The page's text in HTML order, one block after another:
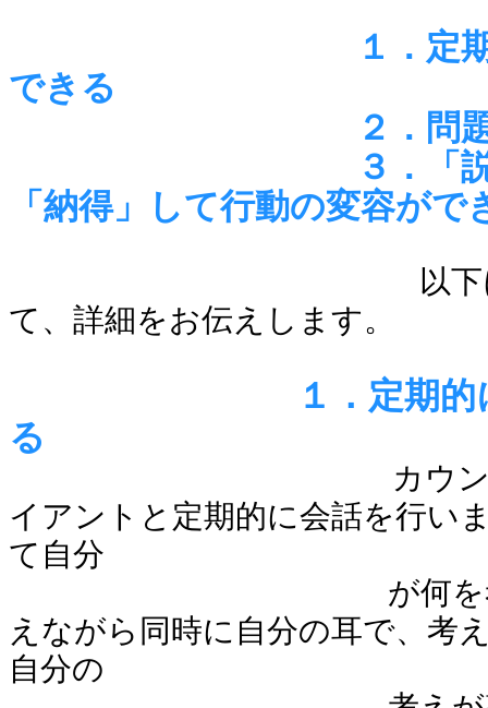
１．定
できる
２．問
３．「
「納得」して行動の変容がで
以下にそれぞれ
て、詳細をお伝えします。
１．定期的に自分
る
カウ
イアントと定期的に会話を行い
て自分
が何を考えてい
えながら同時に自分の耳で、考
自分の